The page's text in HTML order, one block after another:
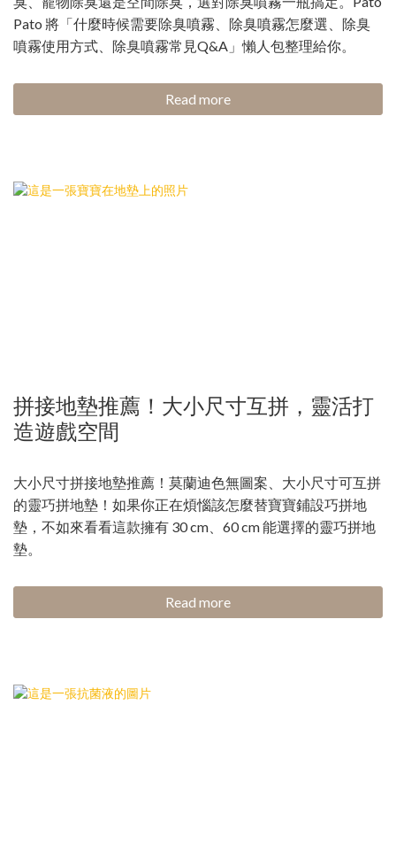
Pato 將「什麼時候需要除臭噴霧、除臭噴霧怎麼選、除臭
噴霧使用方式、除臭噴霧常見Q&A」懶人包整理給你。
Read more
拼接地墊推薦！大小尺寸互拼，靈活打
造遊戲空間
大小尺寸拼接地墊推薦！莫蘭迪色無圖案、大小尺寸可互拼
的靈巧拼地墊！如果你正在煩惱該怎麼替寶寶鋪設巧拼地
墊，不如來看看這款擁有 30 cm、60 cm 能選擇的靈巧拼地
墊。
Read more